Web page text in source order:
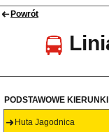
Powrót
PODSTAWOWE KIERUNKI
Huta Jagodnica